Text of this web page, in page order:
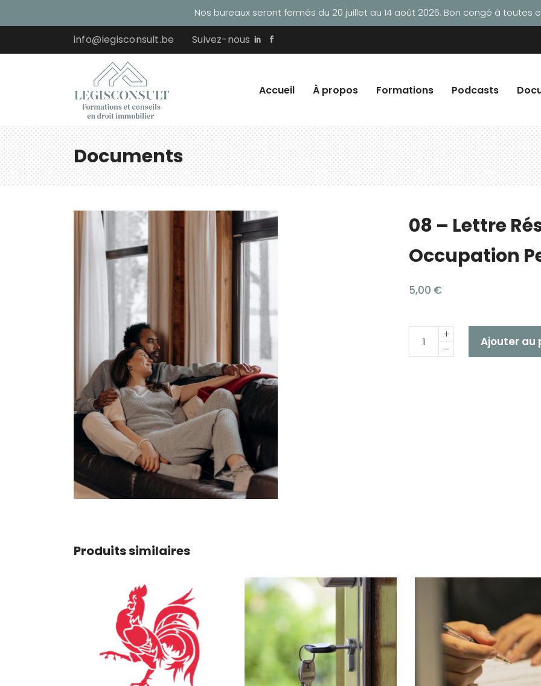
Nos bureaux seront fermés du 20 juillet au 14 août 2026. Bon congé à toutes
info@legisconsult.be Suivez-nous
Accueil À propos Formations Podcasts
Documents
08 – Lettre
Occupation
5,00 €
Quantité
Ajouter au
Produits similaires